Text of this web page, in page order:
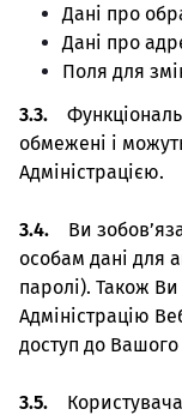
Дані про
Дані про
Поля для
3.3.
обмежені і
Адміністрацією.
3.4. Ви
особам дані для
паролі). Також Ви
Адміністрацію
доступ до Вашого
3.5.